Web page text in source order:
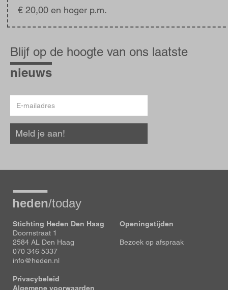
€ 20,00 en hoger p.m.
op
de
hoogte
Blijf op de hoogte van ons laatste
nieuws
mailadres
Meld je aan!
Stichting Heden Den Haag
Doornstraat 1
2584 AL Den Haag
070 346 5337
info@heden.nl
Privacybeleid
Algemene voorwaarden
Openingstijden
Bezoek op afspraak